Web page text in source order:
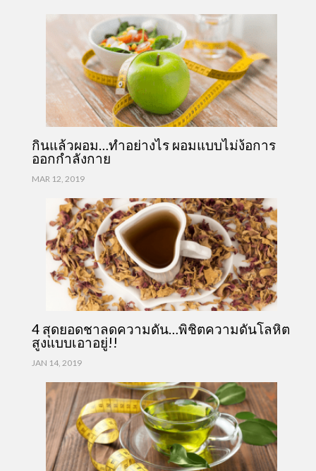
กินแล้วผอม…ทำอย่างไร ผอมแบบไม่ง้อการ
ออกกำลังกาย
MAR 12, 2019
4 สุดยอดชาลดความดัน…พิชิตความดันโลหิต
สูงแบบเอาอยู่!!
JAN 14, 2019